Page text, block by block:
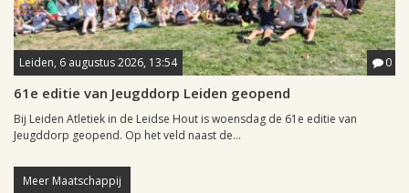
Leiden, 6 augustus 2026, 13:54 0
61e editie van Jeugddorp Leiden geopend
Bij Leiden Atletiek in de Leidse Hout is woensdag de 61e editie van
Jeugddorp geopend. Op het veld naast de...
Meer Maatschappij